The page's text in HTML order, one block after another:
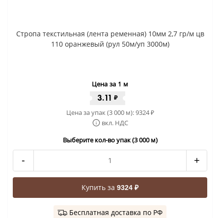
Стропа текстильная (лента ременная) 10мм 2,7 гр/м цв
110 оранжевый (рул 50м/уп 3000м)
Цена за 1 м
3.11 ₽
Цена за упак (3 000 м):9324₽
вкл. НДС
Выберите кол-во упак (3 000 м)
- +
Купить за 9324 ₽
Бесплатная доставка по РФ